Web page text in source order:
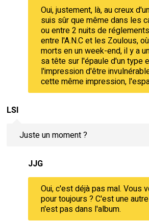
Oui, justement, là, au creux
suis sûr que même dans les
ou entre 2 nuits de
entre l'A.N.C et les Zoulous,
morts en un week-end, il y a
sa tête sur l'épaule d'un type
l'impression d'être
cette même impression,
LSI
Juste un moment ?
JJG
Oui, c'est déjà pas mal. Vous
pour toujours ? C'est une
n'est pas dans l'album.